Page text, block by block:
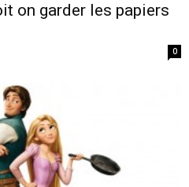
on garder les papiers
0